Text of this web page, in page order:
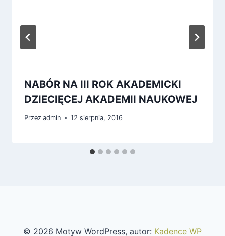
NABÓR NA III ROK AKADEMICKI
DZIECIĘCEJ AKADEMII NAUKOWEJ
Przez admin 12 sierpnia, 2016
© 2026 Motyw WordPress, autor: Kadence WP